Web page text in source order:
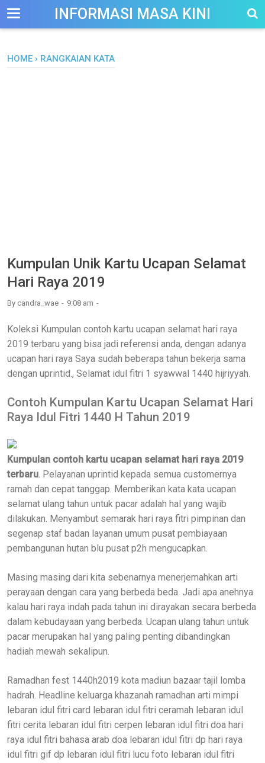
--> INFORMASI MASA KINI
HOME › RANGKAIAN KATA
Kumpulan Unik Kartu Ucapan Selamat
Hari Raya 2019
By candra_wae 9:08 am
Koleksi Kumpulan contoh kartu ucapan selamat hari raya
2019 terbaru yang bisa jadi referensi anda, dengan adanya
ucapan hari raya Saya sudah beberapa tahun bekerja sama
dengan uprintid., Selamat idul fitri 1 syawwal 1440 hijriyyah.
Contoh Kumpulan Kartu Ucapan Selamat Hari
Raya Idul Fitri 1440 H Tahun 2019
Kumpulan contoh kartu ucapan selamat hari raya 2019
terbaru. Pelayanan uprintid kepada semua customernya
ramah dan cepat tanggap. Memberikan kata kata ucapan
selamat ulang tahun untuk pacar adalah hal yang wajib
dilakukan. Menyambut semarak hari raya fitri pimpinan dan
segenap staf badan layanan umum pusat pembiayaan
pembangunan hutan blu pusat p2h mengucapkan.
Masing masing dari kita sebenarnya menerjemahkan arti
perayaan dengan cara yang berbeda beda. Jadi apa anehnya
kalau hari raya indah pada tahun ini dirayakan secara berbeda
dalam kebudayaan yang berbeda. Ucapan ulang tahun untuk
pacar merupakan hal yang paling penting dibandingkan
hadiah mewah sekalipun.
Ramadhan fest 1440h2019 kota madiun bazaar tajil lomba
hadrah. Headline keluarga khazanah ramadhan arti mimpi
lebaran idul fitri card lebaran idul fitri ceramah lebaran idul
fitri cerita lebaran idul fitri cerpen lebaran idul fitri doa hari
raya idul fitri bahasa arab doa lebaran idul fitri dp hari raya
idul fitri gif dp lebaran idul fitri lucu foto lebaran idul fitri